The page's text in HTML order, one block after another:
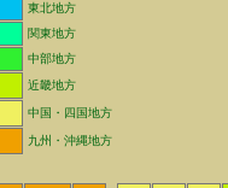
東北地方
関東地方
中部地方
近畿地方
中国・四国地方
九州・沖縄地方